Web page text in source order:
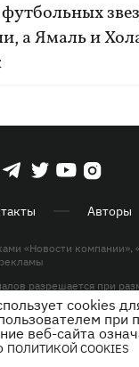
а Ямаль и
Авторы
«Новости компании»,
разрешается при
KP.UA в первом абзаце.
Все права
cookies
при
веб-сайта
ПОЛИТИКОЙ COOKIES